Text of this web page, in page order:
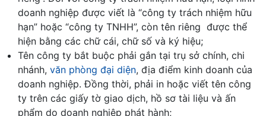
doanh nghiệp được viết là “công ty trách nhiệm hữu
hạn” hoặc “công ty TNHH”, còn tên riêng được thể
hiện bằng các chữ cái, chữ số và ký hiệu;
Tên công ty bắt buộc phải gắn tại trụ sở chính, chi
nhánh, văn phòng đại diện, địa điểm kinh doanh của
doanh nghiệp. Đồng thời, phải in hoặc viết tên công
ty trên các giấy tờ giao dịch, hồ sơ tài liệu và ấn
phẩm do doanh nghiệp phát hành;